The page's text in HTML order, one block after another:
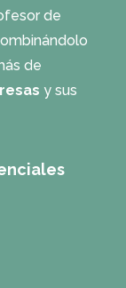
de
de
y sus